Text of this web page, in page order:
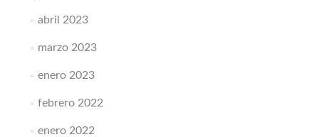
abril 2023
marzo 2023
enero 2023
febrero 2022
enero 2022